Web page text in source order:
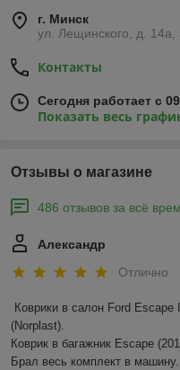
г. Минск
ул. Лещинского, д.
Контакты
Сегодня работает с
Показать весь
Отзывы о магазине
486 отзывов за всё
Александр
Отлично
Коврики в салон Ford
(Norplast).
Коврик в багажник Escape
Брал весь комплект в